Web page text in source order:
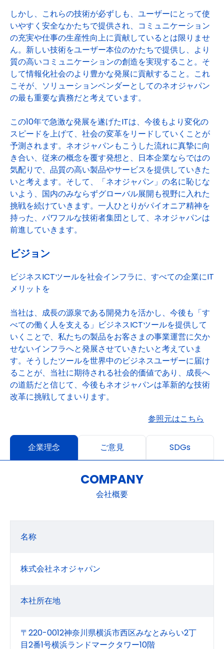
しかし、これらの技術が必ずしも、ユーザーにとって使
いやすく安全なかたちで提供され、コミュニケーション
の充実や仕事の生産性向上に貢献しているとは限りませ
ん。新しい技術をユーザー本位のかたちで提供し、より
質の高いコミュニケーションの創造を実現すること。そ
して情報化社会のより豊かな発展に貢献すること。これ
こそが、ソリューションベンダーとしてのネオジャパン
の最も重要な責務だと考えています。
この10年で急激な発展を遂げたITは、今後もより変化の
スピードを上げて、社会の変革をリードしていくことが
予測されます。ネオジャパンもこうした流れに真摯に向
き合い、従来の概念を覆す発想と、日本企業ならではの
気配りで、品質の高い製品やサービスを提供していきた
いと考えます。そして、「ネオジャパン」の名に恥じな
いよう、国内のみならずグローバル展開も視野に入れた
挑戦を続けていきます。一人ひとりがパイオニア精神を
持った、パワフルな技術者集団として、ネオジャパンは
前進していきます。
ビジョン
ビジネスICTツールを社会インフラに、すべての企業にIT
メリットを
当社は、成長の源泉である開発力を活かし、今後も「す
べての働く人を支える」ビジネスICTツールを提供して
いくことで、私たちの製品をお客さまの事業運営に欠か
せないインフラへと発展させていきたいと考えていま
す。そうしたツールを世界中のビジネスユーザーに届け
ることが、当社に期待される社会的価値であり、成長へ
の道筋だと信じて、今後もネオジャパンは革新的な技術
改革に挑戦してまいります。
参照元はこちら
企業理念 ご意見 SDGs
COMPANY
会社概要
名称
株式会社ネオジャパン
本社所在地
〒220-0012神奈川県横浜市西区みなとみらい2丁
目2番1号横浜ランドマークタワー10階